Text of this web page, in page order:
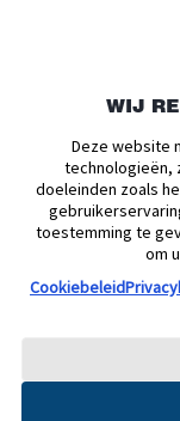
WIJ
Deze website
technologieën,
doeleinden zoals
toestemming te
om
Cookiebeleid